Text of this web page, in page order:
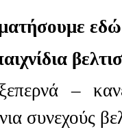
–
συνεχούς